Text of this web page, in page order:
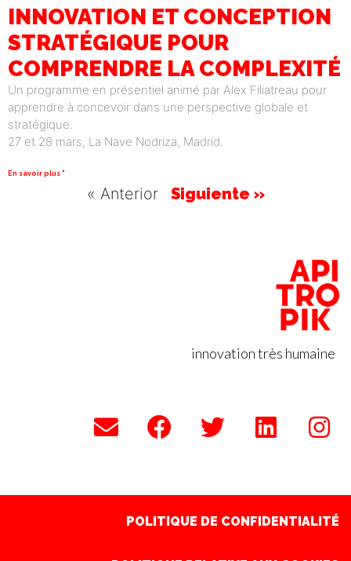
INNOVATION ET CONCEPTION
STRATÉGIQUE POUR
COMPRENDRE LA COMPLEXITÉ
Un programme en présentiel animé par Alex Filiatreau pour
apprendre à concevoir dans une perspective globale et
stratégique.
27 et 28 mars, La Nave Nodriza, Madrid.
En savoir plus "
« Anterior Siguiente »
innovation très humaine
POLITIQUE DE CONFIDENTIALITÉ